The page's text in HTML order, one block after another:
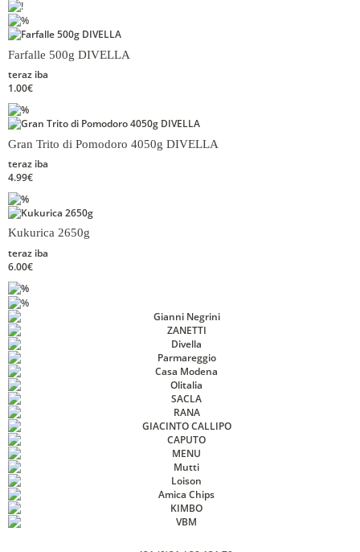
Farfalle 500g DIVELLA
teraz iba
1.00€
Gran Trito di Pomodoro 4050g DIVELLA
teraz iba
4.99€
Kukurica 2650g
teraz iba
6.00€